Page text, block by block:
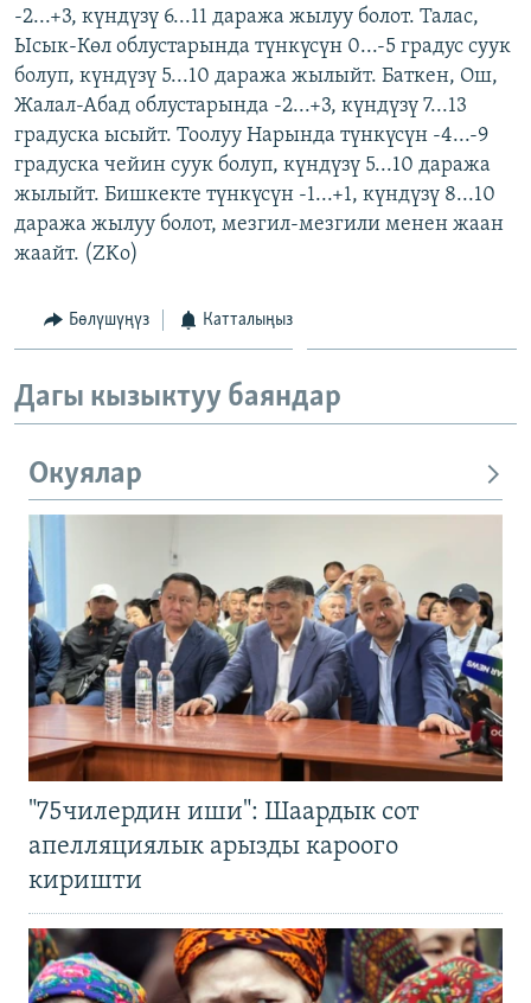
ЭЕ/АРнун бардык сайттары
-2...+3, күндүзү 6...11 даража жылуу болот. Талас,
Ысык-Көл облустарында түнкүсүн 0...-5 градус суук
болуп, күндүзү 5...10 даража жылыйт. Баткен, Ош,
Жалал-Абад облустарында -2...+3, күндүзү 7...13
градуска ысыйт. Тоолуу Нарында түнкүсүн -4...-9
градуска чейин суук болуп, күндүзү 5...10 даража
жылыйт. Бишкекте түнкүсүн -1...+1, күндүзү 8...10
даража жылуу болот, мезгил-мезгили менен жаан
жаайт. (ZKo)
Бөлүшүңүз Катталыңыз
Дагы кызыктуу баяндар
Окуялар
"75чилердин иши": Шаардык сот
апелляциялык арызды кароого
киришти